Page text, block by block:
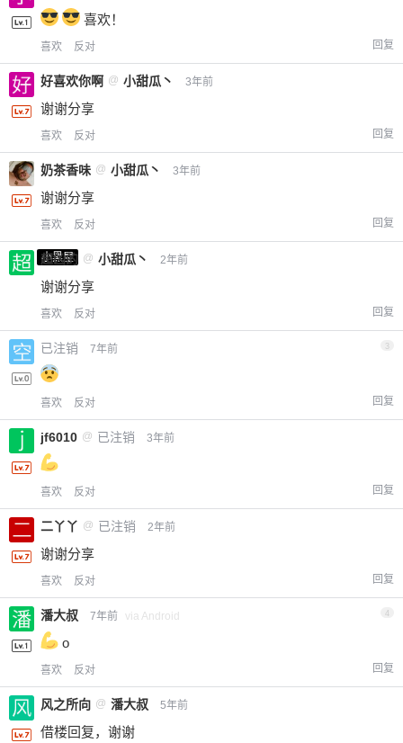
喜欢！
喜欢 反对 回复
好喜欢你啊 @ 小甜瓜丶 3年前
谢谢分享
喜欢 反对 回复
奶茶香味 @ 小甜瓜丶 3年前
谢谢分享
喜欢 反对 回复
小黑屋
超凶的 @ 小甜瓜丶 2年前
谢谢分享
喜欢 反对 回复
已注销 7年前 3
喜欢 反对 回复
jf6010 @ 已注销 3年前
喜欢 反对 回复
二丫丫 @ 已注销 2年前
谢谢分享
喜欢 反对 回复
潘大叔 7年前 via Android 4
o
喜欢 反对 回复
风之所向 @ 潘大叔 5年前
借楼回复，谢谢